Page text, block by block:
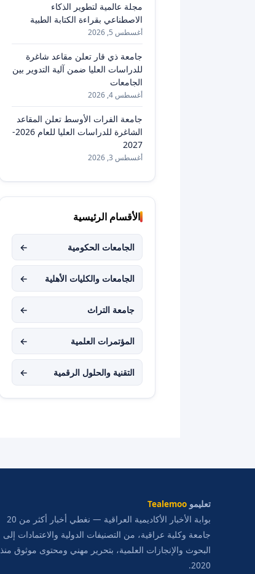
مجلة عالمية لتطوير الذكاء
الاصطناعي بقراءة الكتابة الطبية
أغسطس 5, 2026
جامعة ذي قار تعلن مقاعد شاغرة
للدراسات العليا ضمن آلية التدوير بين
الجامعات
أغسطس 4, 2026
جامعة الفرات الأوسط تعلن المقاعد
الشاغرة للدراسات العليا للعام 2026-
2027
أغسطس 3, 2026
الأقسام الرئيسية
الجامعات الحكومية ←
الجامعات والكليات الأهلية ←
جامعة التراث ←
المؤتمرات العلمية ←
التقنية والحلول الرقمية ←
تعليمو Tealemoo
بوابة الأخبار الأكاديمية العراقية — نغطي أخبار أكثر من 20
جامعة وكلية عراقية، من التصنيفات الدولية والاعتمادات إلى
البحوث والإنجازات العلمية، بتحرير مهني ومحتوى موثوق منذ
2020.